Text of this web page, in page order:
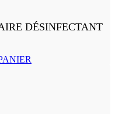
DÉSINFECTANT